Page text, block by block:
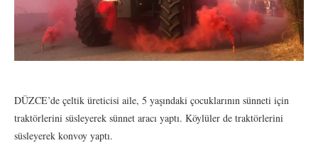
DÜZCE’de çeltik üreticisi aile, 5 yaşındaki çocuklarının sünneti için
traktörlerini süsleyerek sünnet aracı yaptı. Köylüler de traktörlerini
süsleyerek konvoy yaptı.